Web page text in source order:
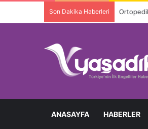
Son Dakika Haberleri
ANASAYFA HABERLER